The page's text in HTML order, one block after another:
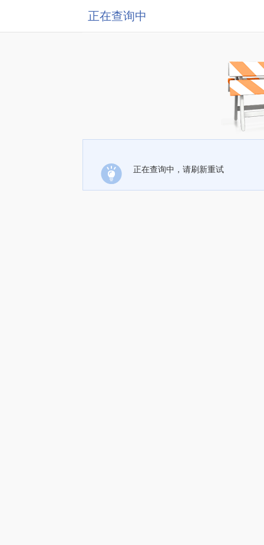
正在查询中
正在查询中，请刷新重试